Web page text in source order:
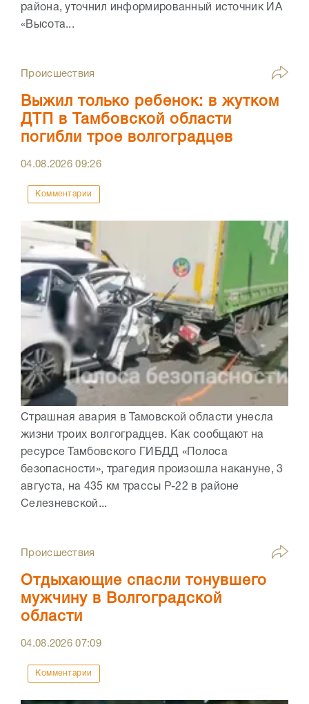
района, уточнил информированный источник ИА
«Высота...
Происшествия
Выжил только ребенок: в жутком
ДТП в Тамбовской области
погибли трое волгоградцев
04.08.202609:26
Комментарии
Страшная авария в Тамовской области унесла
жизни троих волгоградцев. Как сообщают на
ресурсе Тамбовского ГИБДД «Полоса
безопасности», трагедия произошла накануне, 3
августа, на 435 км трассы Р-22 в районе
Селезневской...
Происшествия
Отдыхающие спасли тонувшего
мужчину в Волгоградской
области
04.08.202607:09
Комментарии